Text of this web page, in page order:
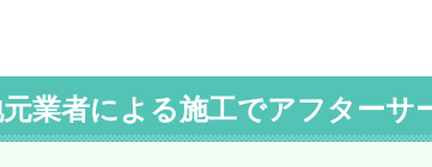
業者による施工でアフターサ